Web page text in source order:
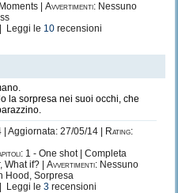
| Avvertimenti: Nessuno
| Leggi le 10 recensioni
la sorpresa nei suoi occhi, che
| Aggiornata: 27/05/14 |
Rating:
1 - One shot | Completa
What if? | Avvertimenti: Nessuno
Hood, Sorpresa
| Leggi le 3 recensioni